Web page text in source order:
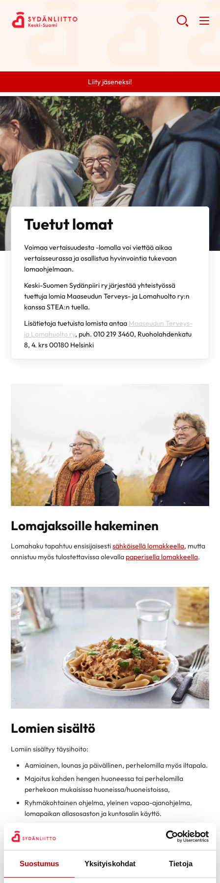
Suostumus Yksityiskohdat Tietoja
Liity jäseneksi!
Tuetut lomat
Voimaa vertaisuudesta -lomalla voi viettää aikaa
vertaisseurassa ja osallistua hyvinvointia tukevaan
lomaohjelmaan.
Keski-Suomen Sydänpiiri ry järjestää yhteistyössä
tuettuja lomia Maaseudun Terveys- ja Lomahuolto ry:n
kanssa STEA:n tuella.
Lisätietoja tuetuista lomista antaa Maaseudun Terveys-
ja Lomahuolto ry, puh. 010 219 3460, Ruoholahdenkatu
8, 4. krs 00180 Helsinki
Lomajaksoille hakeminen
Lomahaku tapahtuu ensisijaisestisähköisellä lomakkeella, mutta
onnistuu myös tulostettavissa olevalla paperisella lomakkeella.
Lomien sisältö
Lomiin sisältyy täysihoito:
Aamiainen, lounas ja päivällinen, perhelomilla myös iltapala.
Majoitus kahden hengen huoneessa tai perhelomilla
perhekoon mukaisissa huoneissa/huoneistoissa,
Ryhmäkohtainen ohjelma, yleinen vapaa-ajanohjelma,
lomapaikan allasosaston ja kuntosalin käyttö.
Jokaisella lomalla on lomateeman mukaista monipuolista,
ohjattua, maksutonta ohjelmaa.